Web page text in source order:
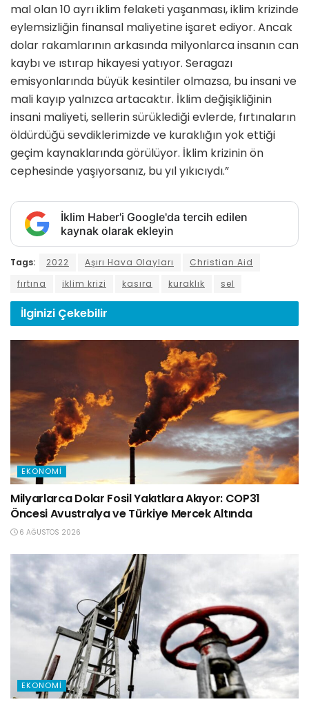
mal olan 10 ayrı iklim felaketi yaşanması, iklim krizinde
eylemsizliğin finansal maliyetine işaret ediyor. Ancak
dolar rakamlarının arkasında milyonlarca insanın can
kaybı ve ıstırap hikayesi yatıyor. Seragazı
emisyonlarında büyük kesintiler olmazsa, bu insani ve
mali kayıp yalnızca artacaktır. İklim değişikliğinin
insani maliyeti, sellerin sürüklediği evlerde, fırtınaların
öldürdüğü sevdiklerimizde ve kuraklığın yok ettiği
geçim kaynaklarında görülüyor. İklim krizinin ön
cephesinde yaşıyorsanız, bu yıl yıkıcıydı.”
İklim Haber'i Google'da tercih edilen
kaynak olarak ekleyin
Tags: 2022 Aşırı Hava Olayları
Christian Aid
fırtına
iklim krizi kasıra kuraklık sel
İlginizi Çekebilir
EKONOMI
Milyarlarca Dolar Fosil Yakıtlara Akıyor: COP31
Öncesi Avustralya ve Türkiye Mercek Altında
6 AĞUSTOS 2026
EKONOMI